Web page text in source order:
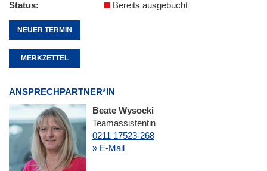
Status
Bereits ausgebucht
NEUER TERMIN
MERKZETTEL
ANSPRECHPARTNER*IN
Beate Wysocki
Teamassistentin
0211 17523-268
» E-Mail